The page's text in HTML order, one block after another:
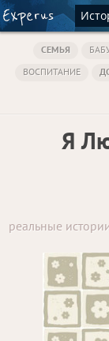
СЕМЬЯ
ВОСПИТАНИЕ
Я
реальные